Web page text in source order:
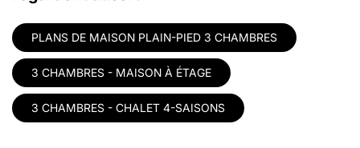
PLANS DE MAISON PLAIN-PIED 3 CHAMBRES
3 CHAMBRES - MAISON À ÉTAGE
3 CHAMBRES - CHALET 4-SAISONS